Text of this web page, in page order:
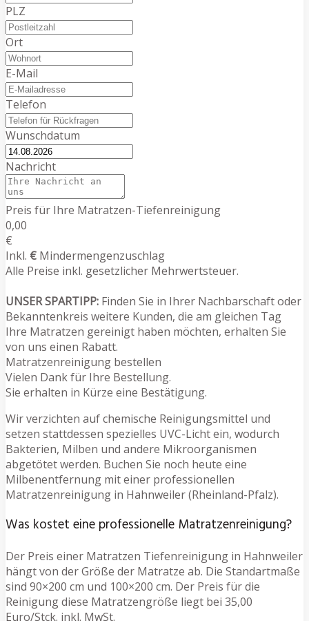
PLZ
Ort
E-Mail
Telefon
Wunschdatum
Nachricht
Preis für Ihre Matratzen-Tiefenreinigung
0,00
€
Inkl. € Mindermengenzuschlag
Alle Preise inkl. gesetzlicher Mehrwertsteuer.
UNSER SPARTIPP: Finden Sie in Ihrer Nachbarschaft oder
Bekanntenkreis weitere Kunden, die am gleichen Tag
Ihre Matratzen gereinigt haben möchten, erhalten Sie
von uns einen Rabatt.
Matratzenreinigung bestellen
Vielen Dank für Ihre Bestellung.
Sie erhalten in Kürze eine Bestätigung.
Wir verzichten auf chemische Reinigungsmittel und
setzen stattdessen spezielles UVC-Licht ein, wodurch
Bakterien, Milben und andere Mikroorganismen
abgetötet werden. Buchen Sie noch heute eine
Milbenentfernung mit einer professionellen
Matratzenreinigung in Hahnweiler (Rheinland-Pfalz).
Was kostet eine professionelle Matratzenreinigung?
Der Preis einer Matratzen Tiefenreinigung in Hahnweiler
hängt von der Größe der Matratze ab. Die Standartmaße
sind 90×200 cm und 100×200 cm. Der Preis für die
Reinigung diese Matratzengröße liegt bei 35,00
Euro/Stck. inkl. MwSt.